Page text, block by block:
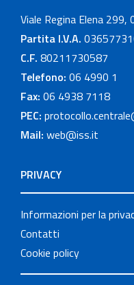
Viale Regina Elena 299,
Partita I.V.A.
C.F. 80211730587
Telefono: 06 4990 1
Fax: 06 4938 7118
PEC:
Mail: web@iss.it
PRIVACY
Informazioni per la
Contatti
Cookie policy